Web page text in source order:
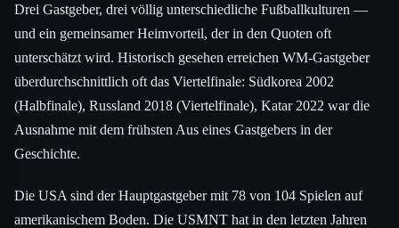
Drei Gastgeber, drei völlig unterschiedliche Fußballkulturen —
und ein gemeinsamer Heimvorteil, der in den Quoten oft
unterschätzt wird. Historisch gesehen erreichen WM-Gastgeber
überdurchschnittlich oft das Viertelfinale: Südkorea 2002
(Halbfinale), Russland 2018 (Viertelfinale), Katar 2022 war die
Ausnahme mit dem frühsten Aus eines Gastgebers in der
Geschichte.
Die USA sind der Hauptgastgeber mit 78 von 104 Spielen auf
amerikanischem Boden. Die USMNT hat in den letzten Jahren